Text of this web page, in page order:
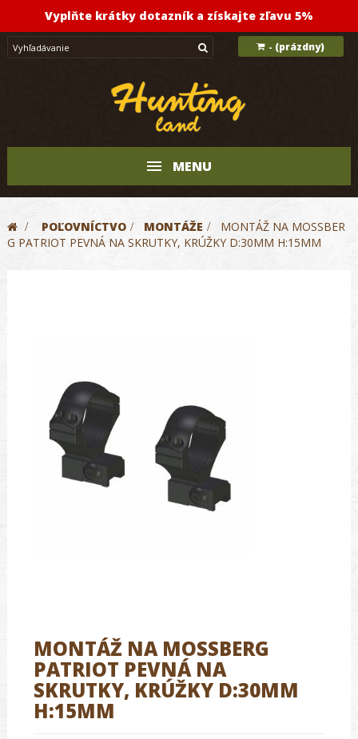
Vyplňte krátky dotazník a získajte zľavu 5%
- (prázdny)
MENU
> POĽOVNÍCTVO > MONTÁŽE >
MONTÁŽ NA MOSSBER
G PATRIOT PEVNÁ NA SKRUTKY, KRÚŽKY D:30MM H:15MM
MONTÁŽ NA MOSSBERG
PATRIOT PEVNÁ NA
SKRUTKY, KRÚŽKY D:30MM
H:15MM